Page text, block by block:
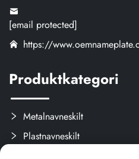
[email protected]
https://
Produktkategori
Metalnavneskilt
Plastnavneskilt